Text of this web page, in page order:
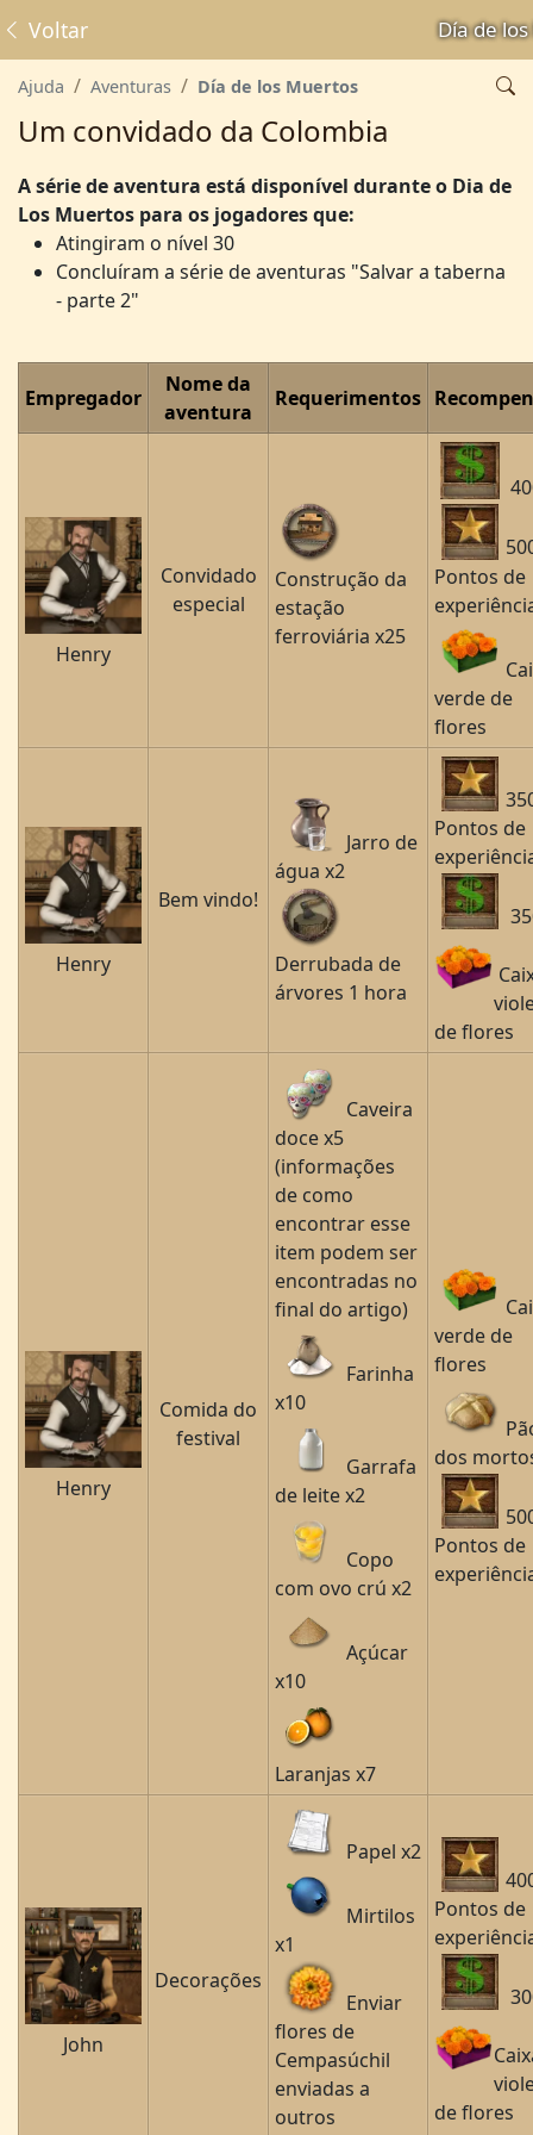
Día de
Voltar
Ajuda Aventuras Día de los Muertos
Um convidado da Colombia
A série de aventura está disponível durante o Dia de
Los Muertos para os jogadores que:
Atingiram o nível 30
Concluíram a série de aventuras "Salvar a taberna
- parte 2"
Empregador
Nome da
aventura
Requerimentos
Henry
Convidado
especial
Construção da
estação
ferroviária x25
Pontos de
verde de
flores
Henry
Bem vindo!
Jarro de
água x2
Derrubada de
árvores 1 hora
Pontos de
de flores
Henry
Comida do
festival
Caveira
doce x5
(informações
de como
encontrar esse
item podem ser
encontradas no
final do artigo)
Farinha
x10
Garrafa
de leite x2
Copo
com ovo crú x2
Açúcar
x10
Laranjas x7
verde de
flores
dos
Pontos de
John
Decorações
Papel x2
Mirtilos
x1
Enviar
flores de
Cempasúchil
enviadas a
outros
Pontos de
de flores